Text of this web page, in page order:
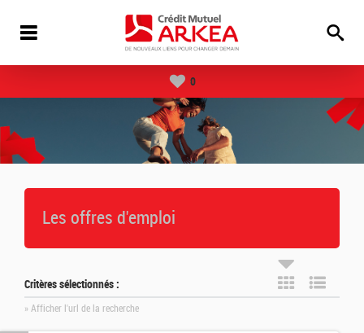
0
Les offres d'emploi
Critères sélectionnés :
» Afficher l'url de la recherche